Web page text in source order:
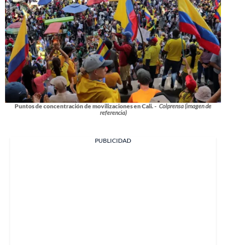
Puntos de concentración de movilizaciones en Cali. - Colprensa (imagen de
referencia)
PUBLICIDAD